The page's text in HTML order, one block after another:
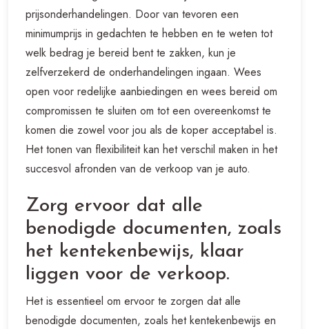
prijsonderhandelingen. Door van tevoren een
minimumprijs in gedachten te hebben en te weten tot
welk bedrag je bereid bent te zakken, kun je
zelfverzekerd de onderhandelingen ingaan. Wees
open voor redelijke aanbiedingen en wees bereid om
compromissen te sluiten om tot een overeenkomst te
komen die zowel voor jou als de koper acceptabel is.
Het tonen van flexibiliteit kan het verschil maken in het
succesvol afronden van de verkoop van je auto.
Zorg ervoor dat alle
benodigde documenten, zoals
het kentekenbewijs, klaar
liggen voor de verkoop.
Het is essentieel om ervoor te zorgen dat alle
benodigde documenten, zoals het kentekenbewijs en